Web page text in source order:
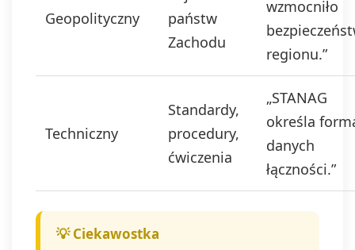
Geopolityczny
państw
Zachodu
wzmocniło
regionu.”
Techniczny
Standardy,
procedury,
ćwiczenia
„STANAG
określa
danych
łączności.”